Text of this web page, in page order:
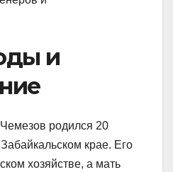
и
родился 20
крае. Его
хозяйстве, а мать